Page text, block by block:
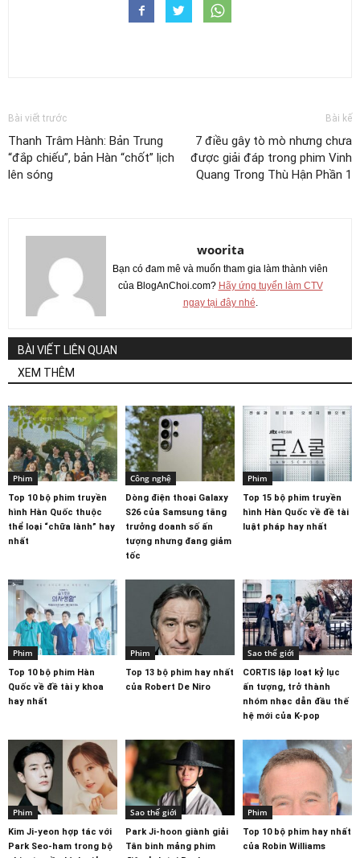
Bài viết trước
Thanh Trâm Hành: Bản Trung
“đắp chiếu”, bản Hàn “chốt” lịch
lên sóng
Bài kế
7 điều gây tò mò nhưng chưa
được giải đáp trong phim Vinh
Quang Trong Thù Hận Phần 1
woorita
Bạn có đam mê và muốn tham gia làm thành viên
của BlogAnChoi.com? Hãy ứng tuyển làm CTV
ngay tại đây nhé
BÀI VIẾT LIÊN QUAN
XEM THÊM
Phim
Top 10 bộ phim truyền
hình Hàn Quốc thuộc
thể loại “chữa lành” hay
nhất
Công nghệ
Dòng điện thoại Galaxy
S26 của Samsung tăng
trưởng doanh số ấn
tượng nhưng đang giảm
tốc
Phim
Top 15 bộ phim truyền
hình Hàn Quốc về đề tài
luật pháp hay nhất
Phim
Top 10 bộ phim Hàn
Quốc về đề tài y khoa
hay nhất
Phim
Top 13 bộ phim hay nhất
của Robert De Niro
Sao thế giới
CORTIS lập loạt kỷ lục
ấn tượng, trở thành
nhóm nhạc dẫn đầu thế
hệ mới của K-pop
Phim
Kim Ji-yeon hợp tác với
Park Seo-ham trong bộ
Sao thế giới
Park Ji-hoon giành giải
Tân binh mảng phim
Phim
Top 10 bộ phim hay nhất
của Robin Williams